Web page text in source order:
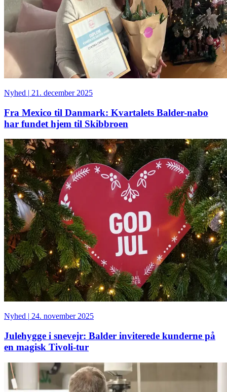
Nyhed | 21. december 2025
Fra Mexico til Danmark: Kvartalets Balder-nabo
har fundet hjem til Skibbroen
Nyhed | 24. november 2025
Julehygge i snevejr: Balder inviterede kunderne på
en magisk Tivoli-tur